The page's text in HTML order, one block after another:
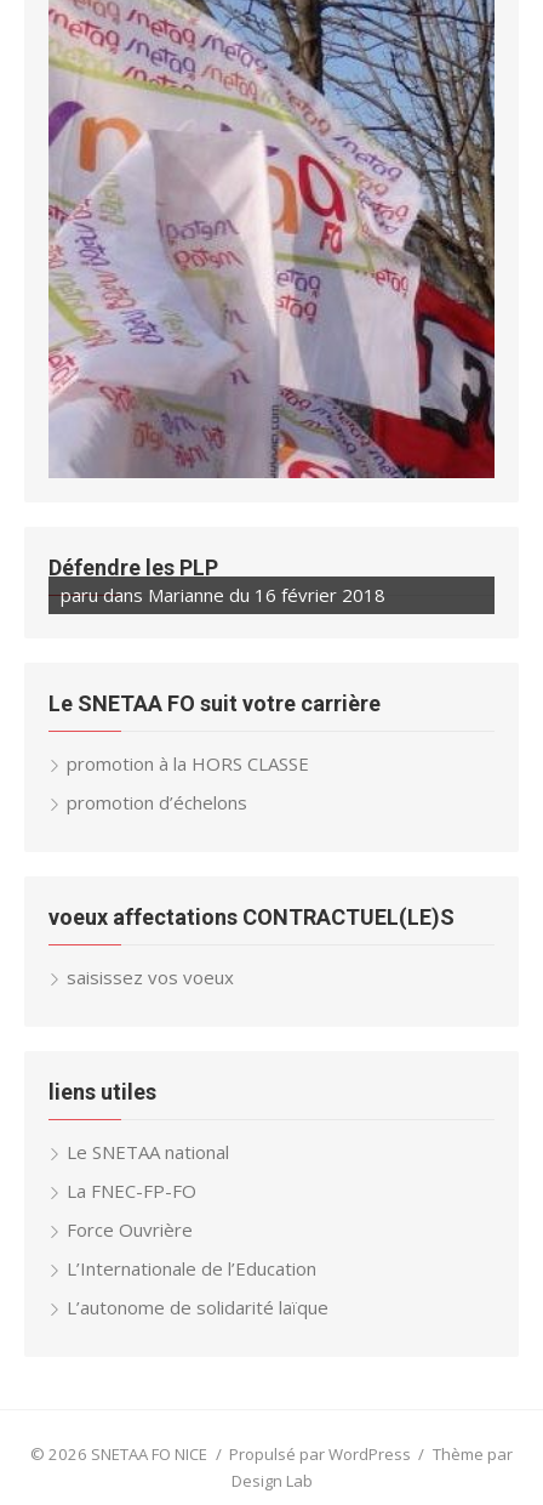
Défendre les PLP
paru dans Marianne du 16 février 2018
paru dans Marianne du 23 février 2018
Le SNETAA FO suit votre carrière
promotion à la HORS CLASSE
promotion d’échelons
voeux affectations CONTRACTUEL(LE)S
saisissez vos voeux
liens utiles
Le SNETAA national
La FNEC-FP-FO
Force Ouvrière
L’Internationale de l’Education
L’autonome de solidarité laïque
© 2026 SNETAA FO NICE / Propulsé par WordPress / Thème par
Design Lab